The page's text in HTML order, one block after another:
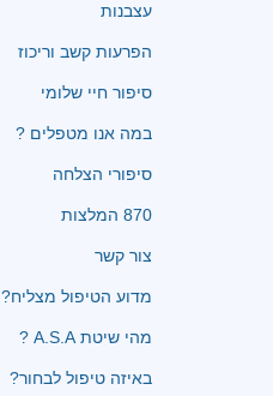
עצבנות
הפרעות קשב וריכוז
סיפור חיי שלומי
במה אנו מטפלים ?
סיפורי הצלחה
870 המלצות
צור קשר
מדוע הטיפול מצליח?
מהי שיטת A.S.A ?
באיזה טיפול לבחור?